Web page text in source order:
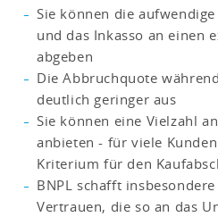
Sie können die
und das Inkasso an einen
abgeben
Die Abbruchquote
deutlich geringer aus
Sie können eine Vielzahl
anbieten - für viele
Kriterium für den
BNPL schafft
Vertrauen, die so an das